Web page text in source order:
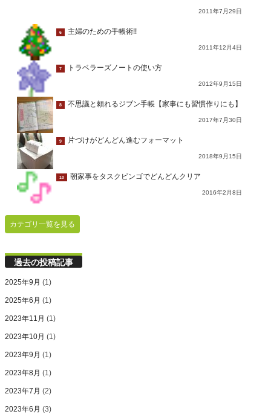
2011年7月29日
6 主婦のための手帳術!!
2011年12月4日
7 トラベラーズノートの使い方
2012年9月15日
8 不思議と頼れるジブン手帳【家事にも習慣作りにも】
2017年7月30日
9 片づけがどんどん進むフォーマット
2018年9月15日
10 朝家事をタスクビンゴでどんどんクリア
2016年2月8日
カテゴリ一覧を見る
過去の投稿記事
2025年9月 (1)
2025年6月 (1)
2023年11月 (1)
2023年10月 (1)
2023年9月 (1)
2023年8月 (1)
2023年7月 (2)
2023年6月 (3)